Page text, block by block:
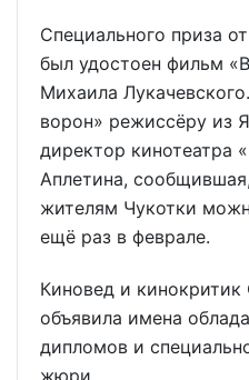
Специального приза
был удостоен фильм
Михаила
ворон» режиссёру из
директор кинотеатра
Аплетина,
жителям Чукотки
ещё раз в феврале.
Киновед и кинокритик
объявила имена
дипломов и